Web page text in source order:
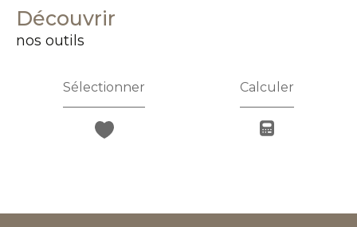
découvrir
nos outils
Sélectionner Calculer